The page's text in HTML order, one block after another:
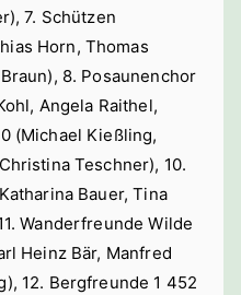
7. Schützen
Horn, Thomas
8. Posaunenchor
Angela Raithel,
(Michael Kießling,
Teschner), 10.
Bauer, Tina
Wanderfreunde Wilde
Heinz Bär, Manfred
12. Bergfreunde 1 452